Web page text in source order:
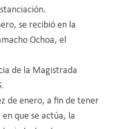
se recibió en la
Ochoa, el
de la Magistrada
de enero, a fin de tener
que se actúa, la